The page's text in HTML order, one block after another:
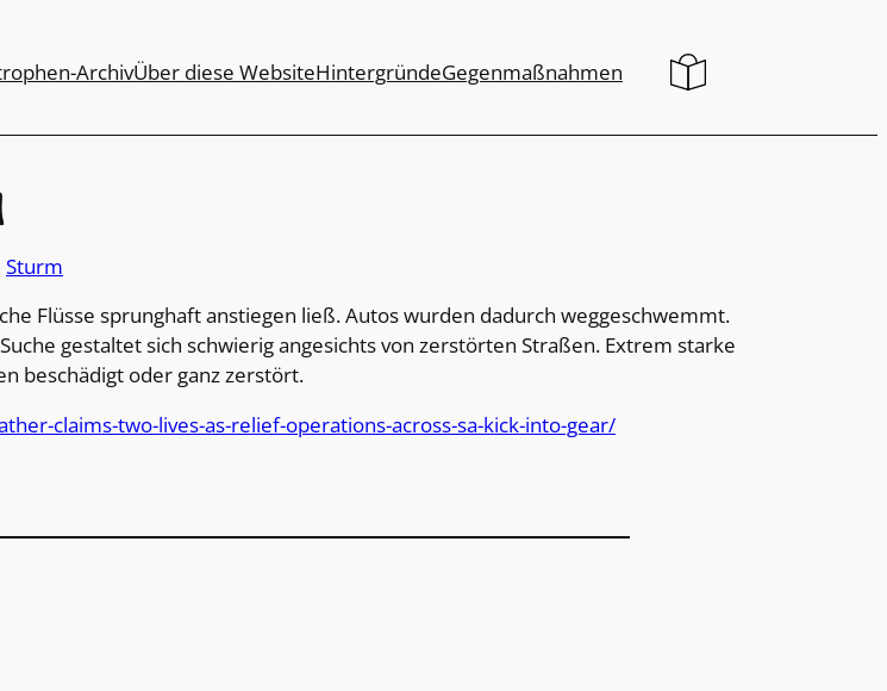
ArchivÜber diese WebsiteHintergründeGegenmaßnahmen
Sturm
Flüsse sprunghaft anstiegen ließ. Autos wurden dadurch weggeschwemmt.
gestaltet sich schwierig angesichts von zerstörten Straßen. Extrem starke
beschädigt oder ganz zerstört.
claims-two-lives-as-relief-operations-across-sa-kick-into-gear/